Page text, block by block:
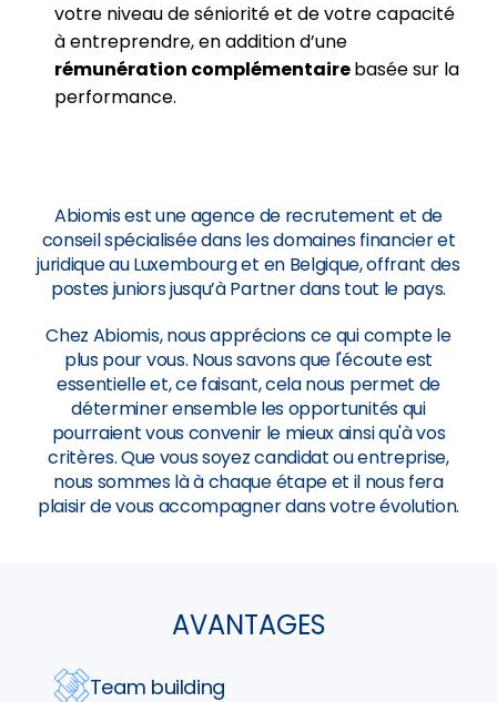
votre niveau de séniorité et de votre capacité
à entreprendre, en addition d’une
rémunération complémentairebasée sur la
performance.
Abiomis est une agence de recrutement et de
conseil spécialisée dans les domaines financier et
juridique au Luxembourg et en Belgique, offrant des
postes juniors jusqu’à Partner dans tout le pays.
Chez Abiomis, nous apprécions ce qui compte le
plus pour vous. Nous savons que l'écoute est
essentielle et, ce faisant, cela nous permet de
déterminer ensemble les opportunités qui
pourraient vous convenir le mieux ainsi qu'à vos
critères. Que vous soyez candidat ou entreprise,
nous sommes là à chaque étape et il nous fera
plaisir de vous accompagner dans votre évolution.
AVANTAGES
Team building